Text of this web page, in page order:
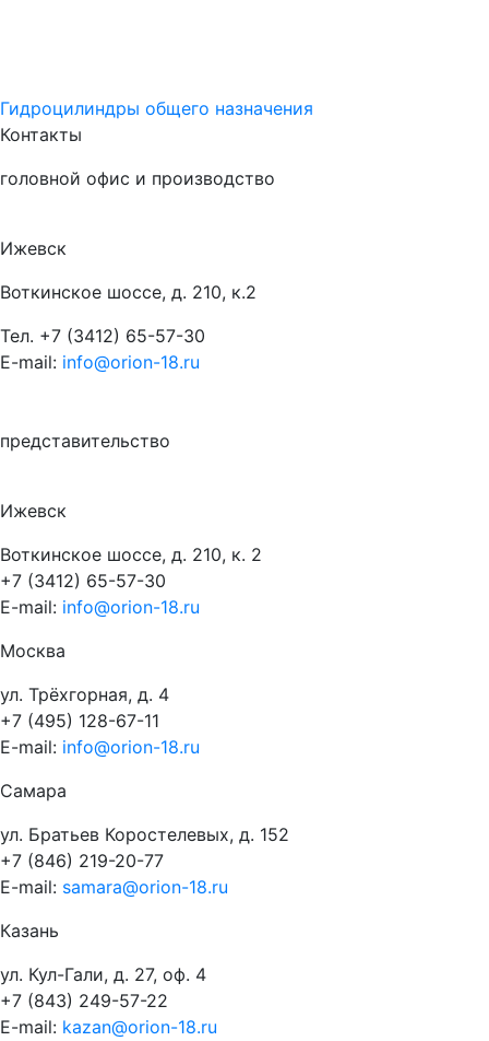
Гидроцилиндры общего назначения
Контакты
головной офис и производство
Ижевск
Воткинское шоссе, д. 210, к.2
Тел. +7 (3412) 65-57-30
E-mail: info@orion-18.ru
представительство
Ижевск
Воткинское шоссе, д. 210, к. 2
+7 (3412) 65-57-30
E-mail: info@orion-18.ru
Москва
ул. Трёхгорная, д. 4
+7 (495) 128-67-11
E-mail: info@orion-18.ru
Самара
ул. Братьев Коростелевых, д. 152
+7 (846) 219-20-77
E-mail: samara@orion-18.ru
Казань
ул. Кул-Гали, д. 27, оф. 4
+7 (843) 249-57-22
E-mail: kazan@orion-18.ru